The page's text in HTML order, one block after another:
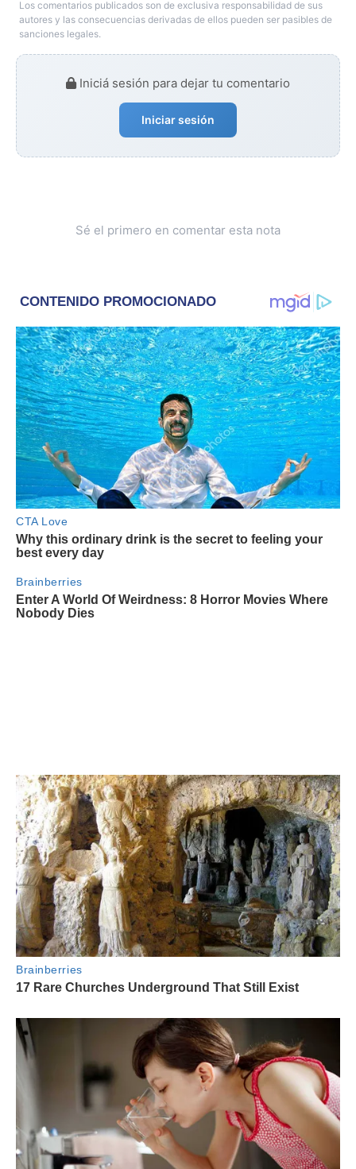
Los comentarios publicados son de exclusiva responsabilidad de sus
autores y las consecuencias derivadas de ellos pueden ser pasibles de
sanciones legales.
Iniciá sesión para dejar tu comentario
Iniciar sesión
Sé el primero en comentar esta nota